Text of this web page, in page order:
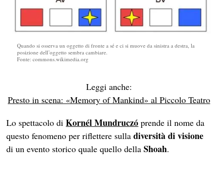
Quando si osserva un oggetto di fronte a sé e ci si muove da sinistra a destra, la
posizione dell’oggetto sembra cambiare.
Fonte: commons.wikimedia.org
Leggi anche:
Presto in scena: «Memory of Mankind» al Piccolo Teatro
Lo spettacolo diKornél Mundruczó prende il nome da
questo fenomeno per riflettere sulladiversità di visione
di un evento storico quale quello dellaShoah.